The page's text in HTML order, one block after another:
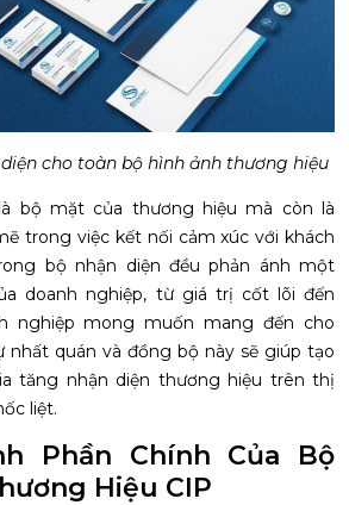
cho toàn bộ hình ảnh thương hiệu
bộ mặt của thương hiệu mà còn là
trong việc kết nối cảm xúc với khách
bộ nhận diện đều phản ánh một
doanh nghiệp, từ giá trị cốt lõi đến
nghiệp mong muốn mang đến cho
nhất quán và đồng bộ này sẽ giúp tạo
tăng nhận diện thương hiệu trên thị
liệt.
Phần Chính Của Bộ
Hiệu CIP